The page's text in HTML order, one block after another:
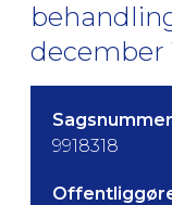
december
9918318